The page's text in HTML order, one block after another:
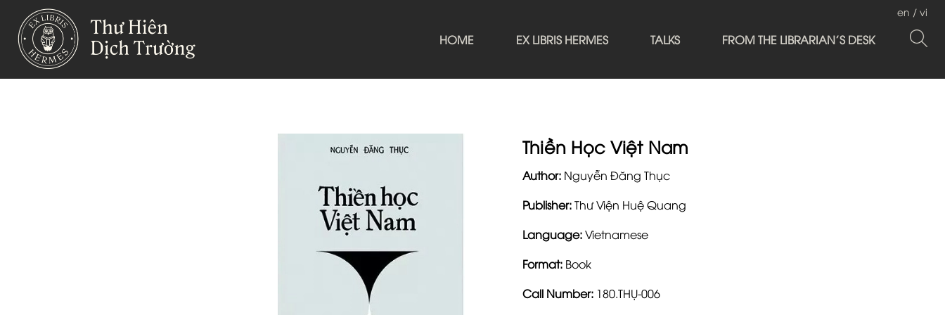
HOME EX LIBRIS HERMES TALKS FROM THE LIBRARIAN'S DESK
en / vi
Thiền Học Việt Nam
Author:Nguyễn Đăng Thục
Publisher:Thư Viện Huệ Quang
Language:Vietnamese
Format:Book
Call Number: 180.THỤ-006